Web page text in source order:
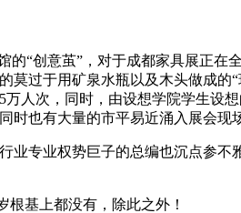
“创意茧”，对于成都家具展正在
过于用矿泉水瓶以及木头做成的
人次，同时，由设想学院学生设
也有大量的市平易近涌入展会现
专业权势巨子的总编也沉点参不
基上都没有，除此之外！